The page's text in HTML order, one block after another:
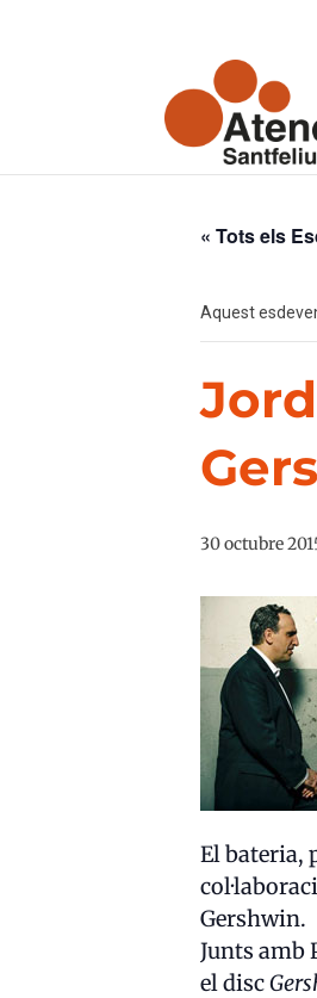
« Tots els
Aquest
30 octubre
El bateria,
Gershwin.
Junts amb
el disc